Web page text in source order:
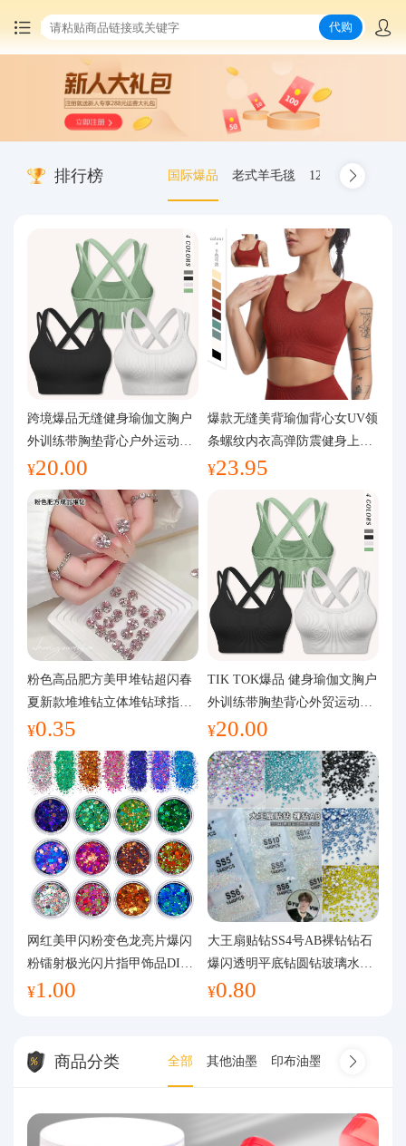
中国商品代购
集运服务
最新公告
物流资讯
代购问答
关于我们
代购
排行榜 国际爆品 老式羊毛毯 12.00-20 truck
跨境爆品无缝健身瑜伽文胸户
外训练带胸垫背心户外运动瑜
伽服女
¥20.00
爆款无缝美背瑜伽背心女UV领
条螺纹内衣高弹防震健身上装
运动文胸
¥23.95
粉色高品肥方美甲堆钻超闪春
夏新款堆堆钻立体堆钻球指甲
装饰品
¥0.35
TIK TOK爆品 健身瑜伽文胸户
外训练带胸垫背心外贸运动瑜
伽服女
¥20.00
网红美甲闪粉变色龙亮片爆闪
粉镭射极光闪片指甲饰品DIY
手工流麻
¥1.00
大王扇贴钻SS4号AB裸钻钻石
爆闪透明平底钻圆钻玻璃水钻
美甲钻饰
¥0.80
商品分类 全部 其他油墨 印布油墨 印纸油墨